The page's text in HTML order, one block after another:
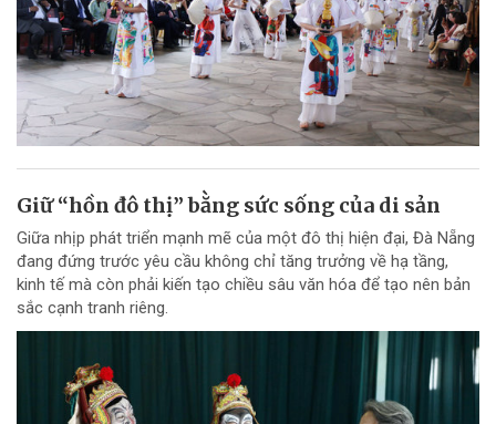
Giữ “hồn đô thị” bằng sức sống của di sản
Giữa nhịp phát triển mạnh mẽ của một đô thị hiện đại, Đà Nẵng
đang đứng trước yêu cầu không chỉ tăng trưởng về hạ tầng,
kinh tế mà còn phải kiến tạo chiều sâu văn hóa để tạo nên bản
sắc cạnh tranh riêng.